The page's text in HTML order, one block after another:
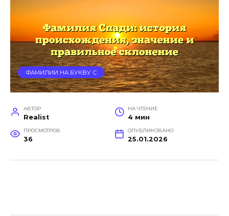
ФАМИЛИИ НА БУКВУ С
АВТОР
Realist
НА ЧТЕНИЕ
4 мин
ПРОСМОТРОВ
36
ОПУБЛИКОВАНО
25.01.2026